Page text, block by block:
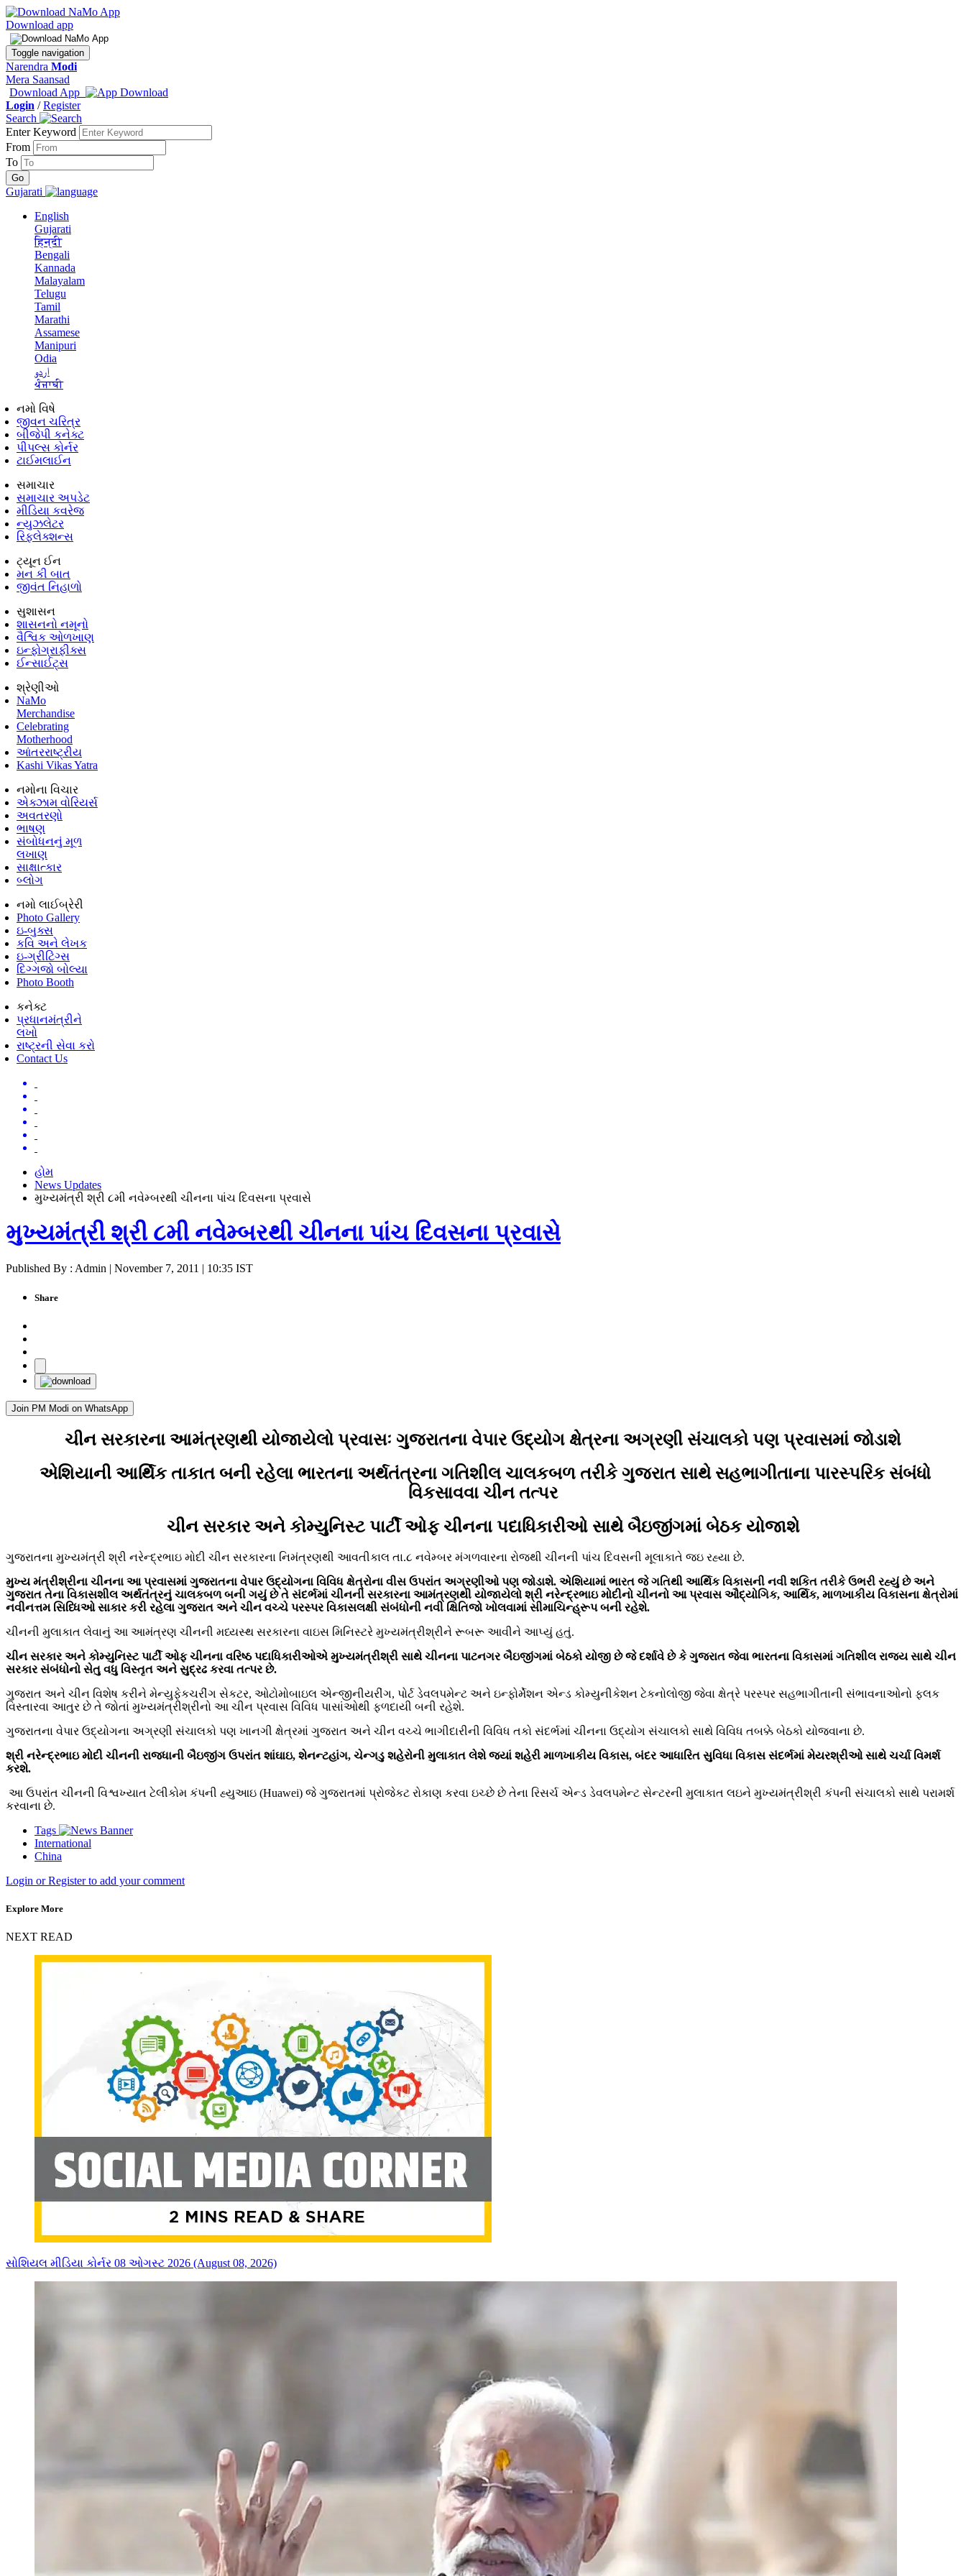
Download app
Toggle navigation
Narendra Modi
Mera Saansad
Download App
Login /Register
Search
Enter Keyword
From
To
Gujarati
English
Gujarati
हिन्दी
Bengali
Kannada
Malayalam
Telugu
Tamil
Marathi
Assamese
Manipuri
Odia
اردو
ਪੰਜਾਬੀ
નમો વિષે
જીવન ચરિત્ર
બીજેપી કનેક્ટ
પીપલ્સ કોર્નર
ટાઈમલાઈન
સમાચાર
સમાચાર અપડેટ
મીડિયા કવરેજ
ન્યુઝલેટર
રિફ્લેક્શન્સ
ટ્યૂન ઈન
મન કી બાત
જીવંત નિહાળો
સુશાસન
શાસનનો નમૂનો
વૈશ્વિક ઓળખાણ
ઇન્ફોગ્રાફીક્સ
ઈન્સાઈટ્સ
શ્રેણીઓ
NaMo
Merchandise
Celebrating
Motherhood
આંતરરાષ્ટ્રીય
Kashi Vikas Yatra
નમોના વિચાર
એક્ઝામ વોરિયર્સ
અવતરણો
ભાષણ
સંબોધનનું મૂળ
લખાણ
સાક્ષાત્કાર
બ્લોગ
નમો લાઈબ્રેરી
Photo Gallery
ઇ-બુક્સ
કવિ અને લેખક
ઇ-ગ્રીટિંગ્સ
દિગ્ગજો બોલ્યા
Photo Booth
કનેક્ટ
પ્રધાનમંત્રીને
લખો
રાષ્ટ્રની સેવા કરો
Contact Us
હોમ
News Updates
મુખ્યમંત્રી શ્રી ૮મી નવેમ્બરથી ચીનના પાંચ દિવસના પ્રવાસે
મુખ્યમંત્રી શ્રી ૮મી નવેમ્બરથી ચીનના પાંચ દિવસના પ્રવાસે
Published By : Admin | November 7, 2011 | 10:35 IST
Share
Join PM Modi on WhatsApp
ચીન સરકારના આમંત્રણથી યોજાયેલો પ્રવાસઃ ગુજરાતના વેપાર ઉદ્યોગ ક્ષેત્રના અગ્રણી સંચાલકો પણ પ્રવાસમાં જોડાશે
એશિયાની આર્થિક તાકાત બની રહેલા ભારતના અર્થતંત્રના ગતિશીલ ચાલકબળ તરીકે ગુજરાત સાથે સહભાગીતાના પારસ્પરિક સંબંધો
વિકસાવવા ચીન તત્પર
ચીન સરકાર અને કોમ્યુનિસ્ટ પાર્ટી ઓફ ચીનના પદાધિકારીઓ સાથે બૈઇજીંગમાં બેઠક યોજાશે
ગુજરાતના મુખ્યમંત્રી શ્રી નરેન્દ્રભાઇ મોદી ચીન સરકારના નિમંત્રણથી આવતીકાલ તા.૮ નવેમ્બર મંગળવારના રોજથી ચીનની પાંચ દિવસની મૂલાકાતે જઇ રહ્યા છે.
મુખ્ય મંત્રીશ્રીના ચીનના આ પ્રવાસમાં ગુજરાતના વેપાર ઉદ્યોગના વિવિધ ક્ષેત્રોના વીસ ઉપરાંત અગ્રણીઓ પણ જોડાશે. એશિયામાં ભારત જે ગતિથી આર્થિક વિકાસની નવી શકિત તરીકે ઉભરી રહ્યું છે અને
ગુજરાત તેના વિકાસશીલ અર્થતંત્રનું ચાલકબળ બની ગયું છે તે સંદર્ભમાં ચીનની સરકારના આમંત્રણથી યોજાયેલો શ્રી નરેન્દ્રભાઇ મોદીનો ચીનનો આ પ્રવાસ ઔદ્યોગિક, આર્થિક, માળખાકીય વિકાસના ક્ષેત્રોમાં
નવીનત્તમ સિધ્ધિઓ સાકાર કરી રહેલા ગુજરાત અને ચીન વચ્ચે પરસ્પર વિકાસલક્ષી સંબંધોની નવી ક્ષિતિજો ખોલવામાં સીમાચિન્હ્રૂપ બની રહેશે.
ચીનની મુલાકાત લેવાનું આ આમંત્રણ ચીનની મધ્યસ્થ સરકારના વાઇસ મિનિસ્ટરે મુખ્યમંત્રીશ્રીને રૂબરૂ આવીને આપ્યું હતું.
ચીન સરકાર અને કોમ્યુનિસ્ટ પાર્ટી ઓફ ચીનના વરિષ્ઠ પદાધિકારીઓએ મુખ્યમંત્રીશ્રી સાથે ચીનના પાટનગર બૈઇજીંગમાં બેઠકો યોજી છે જે દર્શાવે છે કે ગુજરાત જેવા ભારતના વિકાસમાં ગતિશીલ રાજ્ય સાથે ચીન
સરકાર સંબંધોનો સેતુ વધુ વિસ્તૃત અને સુદ્રઢ કરવા તત્પર છે.
ગુજરાત અને ચીન વિશેષ કરીને મેન્યુફેકચરીંગ સેકટર, ઓટોમોબાઇલ એન્જીનીયરીંગ, પોર્ટ ડેવલપમેન્ટ અને ઇન્ફોર્મેશન એન્ડ કોમ્યુનીકેશન ટેકનોલોજી જેવા ક્ષેત્રે પરસ્પર સહભાગીતાની સંભાવનાઓનો ફલક
વિસ્તારવા આતુર છે તે જોતાં મુખ્યમંત્રીશ્રીનો આ ચીન પ્રવાસ વિવિધ પાસાંઓથી ફળદાયી બની રહેશે.
ગુજરાતના વેપાર ઉદ્યોગના અગ્રણી સંચાલકો પણ ખાનગી ક્ષેત્રમાં ગુજરાત અને ચીન વચ્ચે ભાગીદારીની વિવિધ તકો સંદર્ભમાં ચીનના ઉદ્યોગ સંચાલકો સાથે વિવિધ તબક્કે બેઠકો યોજવાના છે.
શ્રી નરેન્દ્રભાઇ મોદી ચીનની રાજધાની બૈઇજીંગ ઉપરાંત શાંઘાઇ, શેનન્ટહાંગ, ચેન્ગડુ શહેરોની મુલાકાત લેશે જ્યાં શહેરી માળખાકીય વિકાસ, બંદર આધારિત સુવિધા વિકાસ સંદર્ભમાં મેયરશ્રીઓ સાથે ચર્ચા વિમર્શ
કરશે.
આ ઉપરાંત ચીનની વિશ્વખ્યાત ટેલીકોમ કંપની હ્યુઆઇ (Huawei) જે ગુજરાતમાં પ્રોજેકટ રોકાણ કરવા ઇચ્છે છે તેના રિસર્ચ એન્ડ ડેવલપમેન્ટ સેન્ટરની મુલાકાત લઇને મુખ્યમંત્રીશ્રી કંપની સંચાલકો સાથે પરામર્શ
કરવાના છે.
Tags
International
China
Login or Register to add your comment
Explore More
NEXT READ
સોશિયલ મીડિયા કોર્નર 08 ઓગસ્ટ 2026 (August 08, 2026)